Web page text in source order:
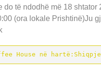
do të ndodhë më 18
(ora lokale Prishtinë)Ju
House në